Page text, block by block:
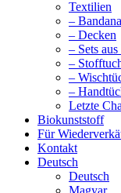
Textilien
–
– Decken
– Sets
–
–
–
Letzte
Biokunststoff
Für
Kontakt
Deutsch
Deutsch
Magyar